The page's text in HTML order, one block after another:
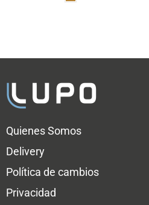
Quienes Somos
Delivery
Política de cambios
Privacidad